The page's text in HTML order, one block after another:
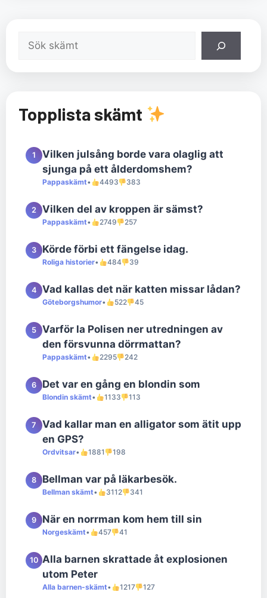
Sök
Topplista skämt
1
Vilken julsång borde vara olaglig att
sjunga på ett ålderdomshem?
Pappaskämt• 4493 383
2 Vilken del av kroppen är sämst?
Pappaskämt• 2749 257
3 Körde förbi ett fängelse idag.
Roliga historier• 484 39
4 Vad kallas det när katten missar lådan?
Göteborgshumor• 522 45
5
Varför la Polisen ner utredningen av
den försvunna dörrmattan?
Pappaskämt• 2295 242
6 Det var en gång en blondin som
Blondin skämt• 1133 113
7
Vad kallar man en alligator som ätit upp
en GPS?
Ordvitsar• 1881 198
8 Bellman var på läkarbesök.
Bellman skämt• 3112 341
9 När en norrman kom hem till sin
Norgeskämt• 457 41
10 Alla barnen skrattade åt explosionen
utom Peter
Alla barnen-skämt• 1217 127